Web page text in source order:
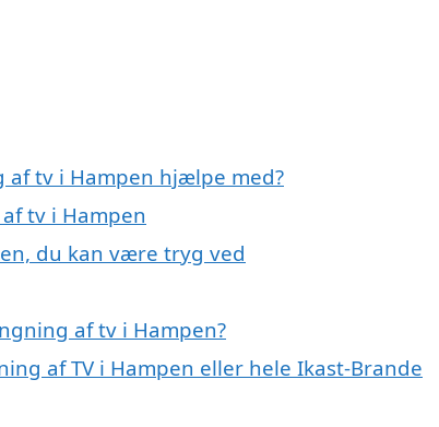
tv i Hampen hjælpe med?
tv i Hampen
du kan være tryg ved
af tv i Hampen?
af TV i Hampen eller hele Ikast-Brande